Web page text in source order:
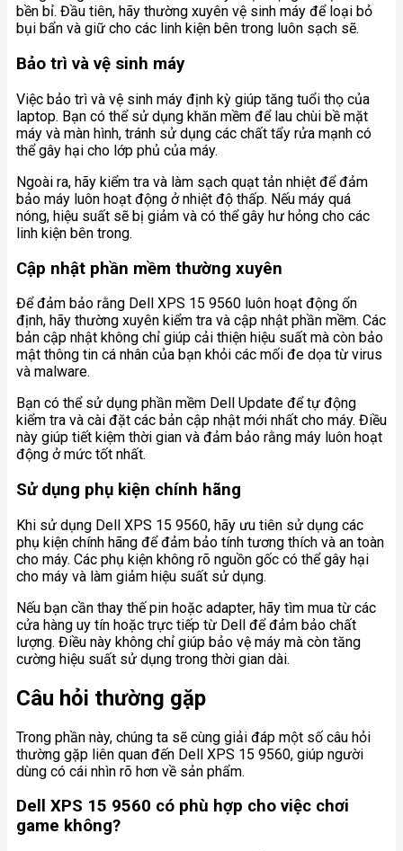
bền bỉ. Đầu tiên, hãy thường xuyên vệ sinh máy để loại bỏ
bụi bẩn và giữ cho các linh kiện bên trong luôn sạch sẽ.
Bảo trì và vệ sinh máy
Việc bảo trì và vệ sinh máy định kỳ giúp tăng tuổi thọ của
laptop. Bạn có thể sử dụng khăn mềm để lau chùi bề mặt
máy và màn hình, tránh sử dụng các chất tẩy rửa mạnh có
thể gây hại cho lớp phủ của máy.
Ngoài ra, hãy kiểm tra và làm sạch quạt tản nhiệt để đảm
bảo máy luôn hoạt động ở nhiệt độ thấp. Nếu máy quá
nóng, hiệu suất sẽ bị giảm và có thể gây hư hỏng cho các
linh kiện bên trong.
Cập nhật phần mềm thường xuyên
Để đảm bảo rằng Dell XPS 15 9560 luôn hoạt động ổn
định, hãy thường xuyên kiểm tra và cập nhật phần mềm. Các
bản cập nhật không chỉ giúp cải thiện hiệu suất mà còn bảo
mật thông tin cá nhân của bạn khỏi các mối đe dọa từ virus
và malware.
Bạn có thể sử dụng phần mềm Dell Update để tự động
kiểm tra và cài đặt các bản cập nhật mới nhất cho máy. Điều
này giúp tiết kiệm thời gian và đảm bảo rằng máy luôn hoạt
động ở mức tốt nhất.
Sử dụng phụ kiện chính hãng
Khi sử dụng Dell XPS 15 9560, hãy ưu tiên sử dụng các
phụ kiện chính hãng để đảm bảo tính tương thích và an toàn
cho máy. Các phụ kiện không rõ nguồn gốc có thể gây hại
cho máy và làm giảm hiệu suất sử dụng.
Nếu bạn cần thay thế pin hoặc adapter, hãy tìm mua từ các
cửa hàng uy tín hoặc trực tiếp từ Dell để đảm bảo chất
lượng. Điều này không chỉ giúp bảo vệ máy mà còn tăng
cường hiệu suất sử dụng trong thời gian dài.
Câu hỏi thường gặp
Trong phần này, chúng ta sẽ cùng giải đáp một số câu hỏi
thường gặp liên quan đến Dell XPS 15 9560, giúp người
dùng có cái nhìn rõ hơn về sản phẩm.
Dell XPS 15 9560 có phù hợp cho việc chơi
game không?